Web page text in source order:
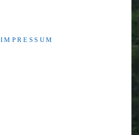
I M P R E S S U M